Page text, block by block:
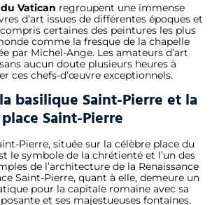
Vatican regroupent une immense
d’art issues de différentes époques et
certaines des peintures les plus
comme la fresque de la chapelle
par Michel-Ange. Les amateurs d’art
aucun doute plusieurs heures à
ces chefs-d’œuvre exceptionnels.
basilique Saint-Pierre et la
place Saint-Pierre
Pierre, située sur la célèbre place du
le symbole de la chrétienté et l’un des
de l’architecture de la Renaissance
Saint-Pierre, quant à elle, demeure un
pour la capitale romaine avec sa
et ses majestueuses fontaines.